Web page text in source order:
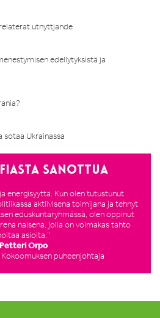
utnyttjande
edellytyksistä ja
sotaa Ukrainassa
sanottua
energisyyttä. Kun olen tutustunut
aktiivisena toimijana ja tehnyt
eduskuntaryhmässä, olen oppinut
naisena, jolla on voimakas tahto
asioita.”
Petteri Orpo
puheenjohtaja